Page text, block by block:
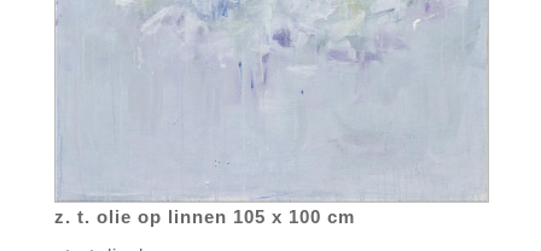
z. t. olie op linnen 105 x 100 cm